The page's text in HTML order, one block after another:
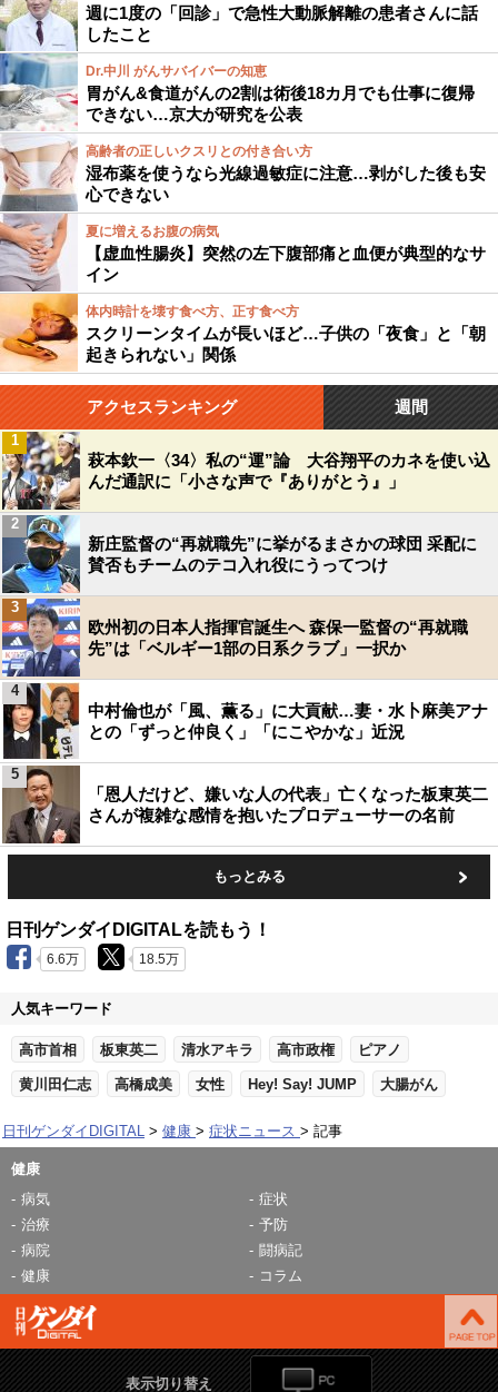
週に1度の「回診」で急性大動脈解離の患者さんに話
したこと
Dr.中川 がんサバイバーの知恵
胃がん&食道がんの2割は術後18カ月でも仕事に復帰
できない…京大が研究を公表
高齢者の正しいクスリとの付き合い方
湿布薬を使うなら光線過敏症に注意…剥がした後も安
心できない
夏に増えるお腹の病気
【虚血性腸炎】突然の左下腹部痛と血便が典型的なサ
イン
体内時計を壊す食べ方、正す食べ方
スクリーンタイムが長いほど…子供の「夜食」と「朝
起きられない」関係
アクセスランキング 週間
萩本欽一〈34〉私の“運”論 大谷翔平のカネを使い込
んだ通訳に「小さな声で『ありがとう』」
1
新庄監督の“再就職先”に挙がるまさかの球団 采配に
賛否もチームのテコ入れ役にうってつけ
2
欧州初の日本人指揮官誕生へ 森保一監督の“再就職
先”は「ベルギー1部の日系クラブ」一択か
3
中村倫也が「風、薫る」に大貢献…妻・水卜麻美アナ
との「ずっと仲良く」「にこやかな」近況
4
「恩人だけど、嫌いな人の代表」亡くなった板東英二
さんが複雑な感情を抱いたプロデューサーの名前
5
もっとみる
日刊ゲンダイDIGITALを読もう！
6.6万 18.5万
人気キーワード
高市首相 板東英二 清水アキラ 高市政権 ピアノ
黄川田仁志 高橋成美 女性 Hey! Say! JUMP 大腸がん
日刊ゲンダイDIGITAL 健康 症状ニュース 記事
健康
病気
症状
治療
予防
病院
闘病記
健康
コラム
表示切り替え